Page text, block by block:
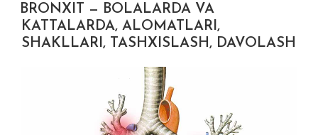
BRONXIT — BOLALARDA VA
KATTALARDA, ALOMATLARI,
SHAKLLARI, TASHXISLASH, DAVOLASH